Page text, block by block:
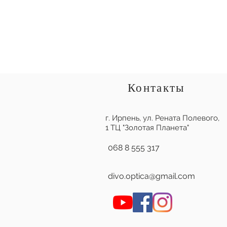
Контакты
г. Ирпень, ул. Рената Полевого,
1 ТЦ "Золотая Планета"
068 8 555 317
divo.optica@gmail.com